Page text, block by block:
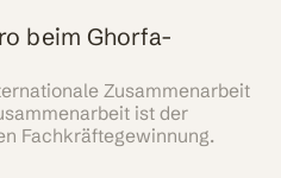
beim Ghorfa-
Zusammenarbeit
ist der
Fachkräftegewinnung.